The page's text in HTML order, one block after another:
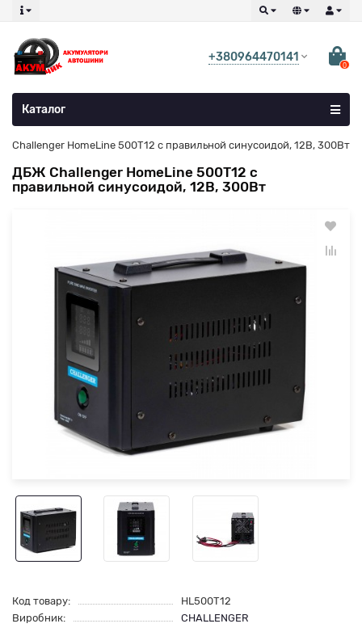
+380964470141
0
Каталог
Challenger HomeLine 500T12 с правильной синусоидой, 12В, 300Вт
ДБЖ Challenger HomeLine 500T12 с
правильной синусоидой, 12В, 300Вт
Код товару:
HL500T12
Виробник:
CHALLENGER